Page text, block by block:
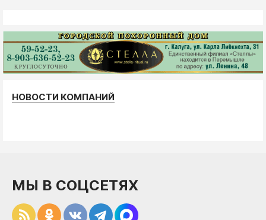
НОВОСТИ КОМПАНИЙ
МЫ В СОЦСЕТЯХ